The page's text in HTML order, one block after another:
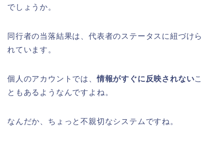
でしょうか。
同行者の当落結果は、代表者のステータスに紐づけら
れています。
個人のアカウントでは、情報がすぐに反映されないこ
ともあるようなんですよね。
なんだか、ちょっと不親切なシステムですね。